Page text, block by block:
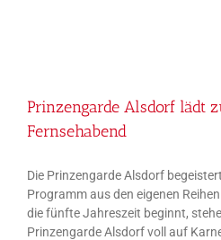
Prinzengarde Alsdorf lädt
Fernsehabend
Die Prinzengarde Alsdorf
Programm aus den eigenen
die fünfte Jahreszeit beginnt,
Prinzengarde Alsdorf voll auf